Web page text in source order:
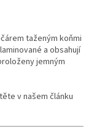
taženým koňmi
a obsahují
jemným
v našem článku